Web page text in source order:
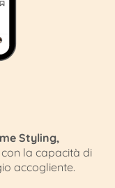
Styling,
la capacità di
accogliente.